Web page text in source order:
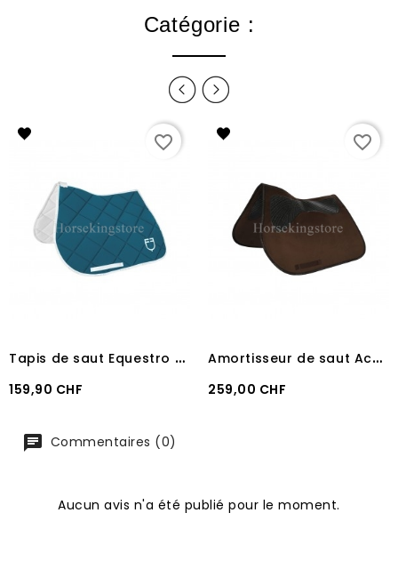
Catégorie :
favorite_border
T
apis de saut Equestro GP MODEL PETROL/WHITE
Prix
159,90 CHF
favorite_border
A
mortisseur de saut Acavallo Twin Sided Gel
Prix
259,00 CHF
Commentaires (0)
Aucun avis n'a été publié pour le moment.